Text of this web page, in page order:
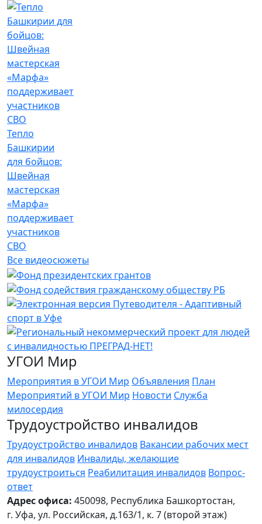
Тепло
Башкирии
для бойцов:
Швейная
мастерская
«Марфа»
поддерживает
участников
СВО
Все видеосюжеты
УГОИ Мир
Мероприятия в УГОИ Мир Объявления План
Мероприятий в УГОИ Мир Новости Служба
милосердия
Трудоустройство инвалидов
Трудоустройство инвалидов Вакансии рабочих мест
для инвалидов Инвалиды, желающие
трудоустроиться Реабилитация инвалидов Вопрос-
ответ
Адрес офиса: 450098, Республика Башкортостан,
г. Уфа, ул. Российская, д.163/1, к. 7 (второй этаж)